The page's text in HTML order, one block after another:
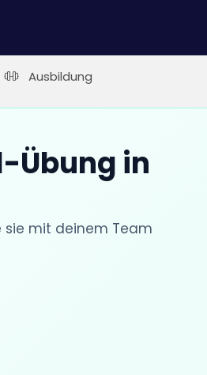
Ausbildung
Übung in
sie mit deinem Team